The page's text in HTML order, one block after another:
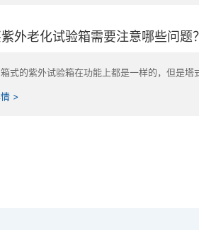
外老化试验箱需要注意哪些问题？
式的紫外试验箱在功能上都是一样的，但是塔
>